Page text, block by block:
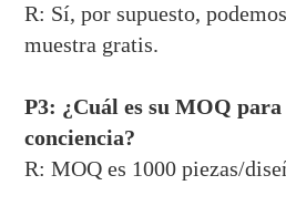
R: Sí, por supuesto,
muestra gratis.
P3: ¿Cuál es su MOQ
conciencia?
R: MOQ es 1000 piezas/